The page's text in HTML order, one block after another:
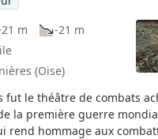
m
-21 m
(Oise)
fut le théâtre de combats
la première guerre
rend hommage aux